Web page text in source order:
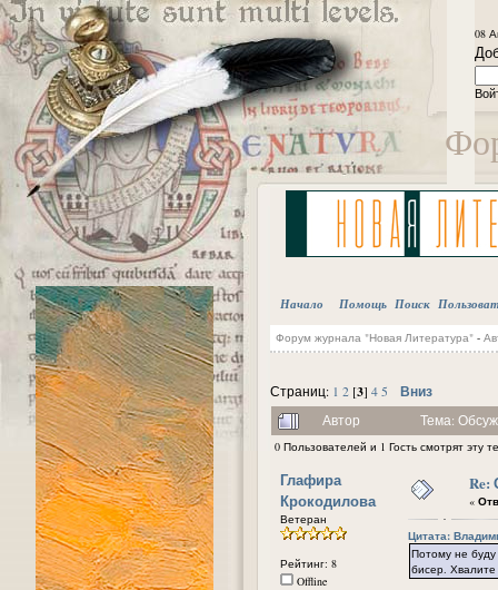
08
Начало Помощь Поиск
Форум журнала "Новая Литература"-
Страниц: 1 2 [3] 4 5 Вниз
Автор Тема:
0 Пользователей и 1 Гость смотрят эту
Глафира
Крокодилова
Ветеран
Рейтинг: 8
Offline
Re:
«
Цитата:
Потому не
бисер. Хвалите